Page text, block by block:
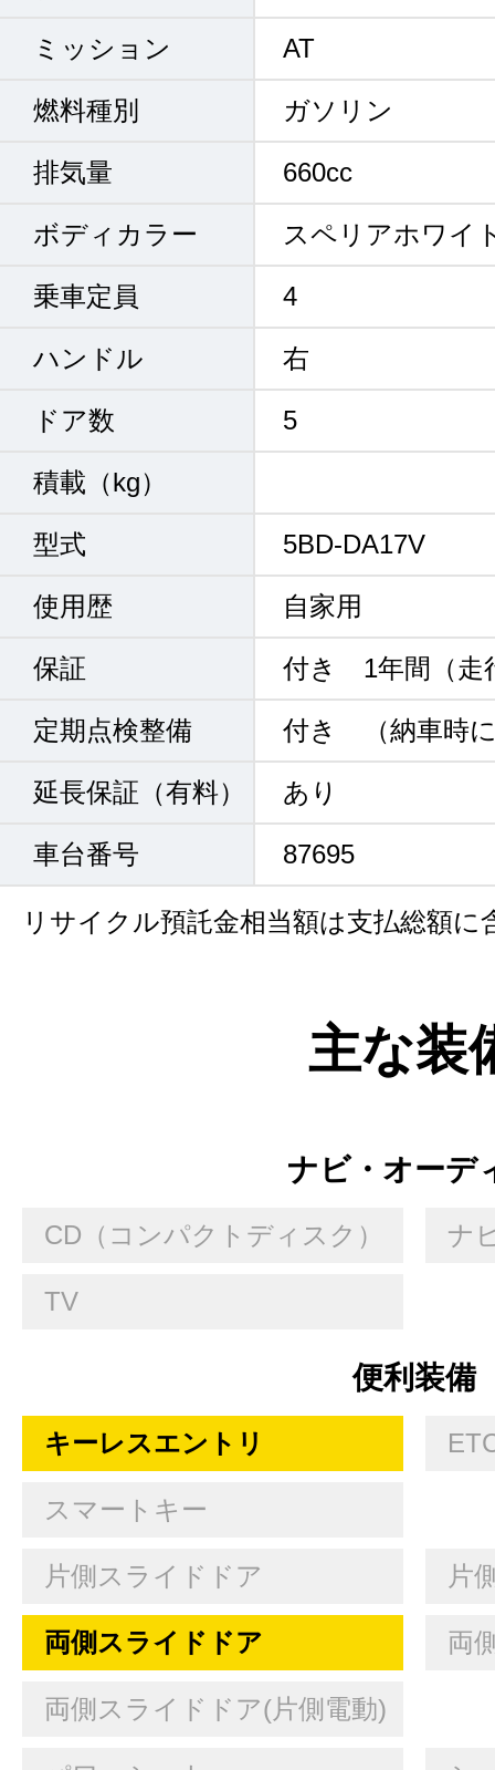
ミッション AT
燃料種別 ガソリン
排気量 660cc
ボディカラー スペリアホワイ
乗車定員 4
ハンドル 右
ドア数 5
積載（kg）
型式 5BD-DA17V
使用歴 自家用
保証 付き 1年間（走
定期点検整備 付き （納車時
延長保証（有料） あり
車台番号 87695
リサイクル預託金相当額は支払総額に
主な装
ナビ・オーデ
CD（コンパクトディスク） ナ
TV
便利装備
キーレスエントリ
スマートキー
片側スライドドア 片
両側スライドドア 両
両側スライドドア(片側電動)